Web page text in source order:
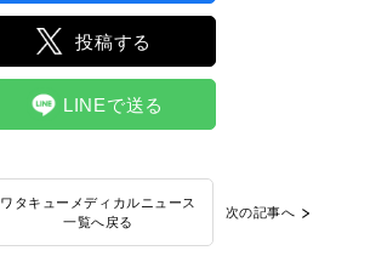
投稿する
LINEで送る
ワタキューメディカルニュース
一覧へ戻る
次の記事へ